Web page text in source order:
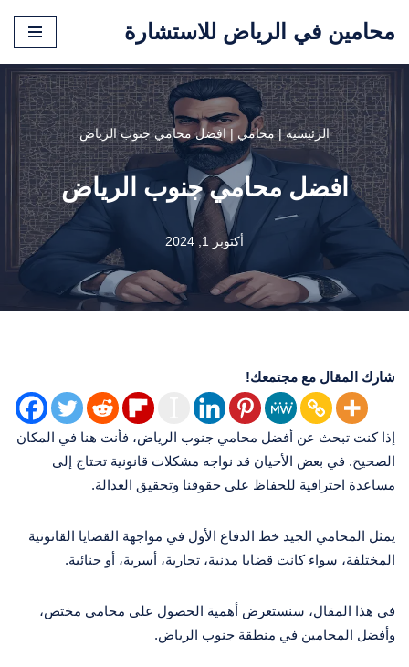
إلى
المحتوى
محامين في الرياض للاستشارة
الرئيسية|محامي | افضل محامي جنوب الرياض
افضل محامي جنوب الرياض
أكتوبر 1, 2024
شارك المقال مع مجتمعك!
إذا كنت تبحث عن أفضل محامي جنوب الرياض، فأنت هنا في المكان
الصحيح. في بعض الأحيان قد نواجه مشكلات قانونية تحتاج إلى
مساعدة احترافية للحفاظ على حقوقنا وتحقيق العدالة.
يمثل المحامي الجيد خط الدفاع الأول في مواجهة القضايا القانونية
المختلفة، سواء كانت قضايا مدنية، تجارية، أسرية، أو جنائية.
في هذا المقال، سنستعرض أهمية الحصول على محامي مختص،
وأفضل المحامين في منطقة جنوب الرياض.